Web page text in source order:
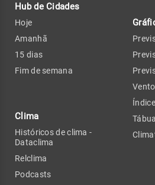
Hub de Cidades
Hoje
Amanhã
15 dias
Fim de semana
Clima
Históricos de clima -
Dataclima
Relclima
Podcasts